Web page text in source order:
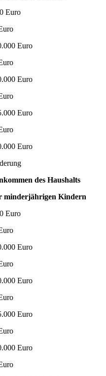
Euro
Euro
Euro
Euro
Euro
des Haushalts
minderjährigen Kindern
Euro
Euro
Euro
Euro
Euro